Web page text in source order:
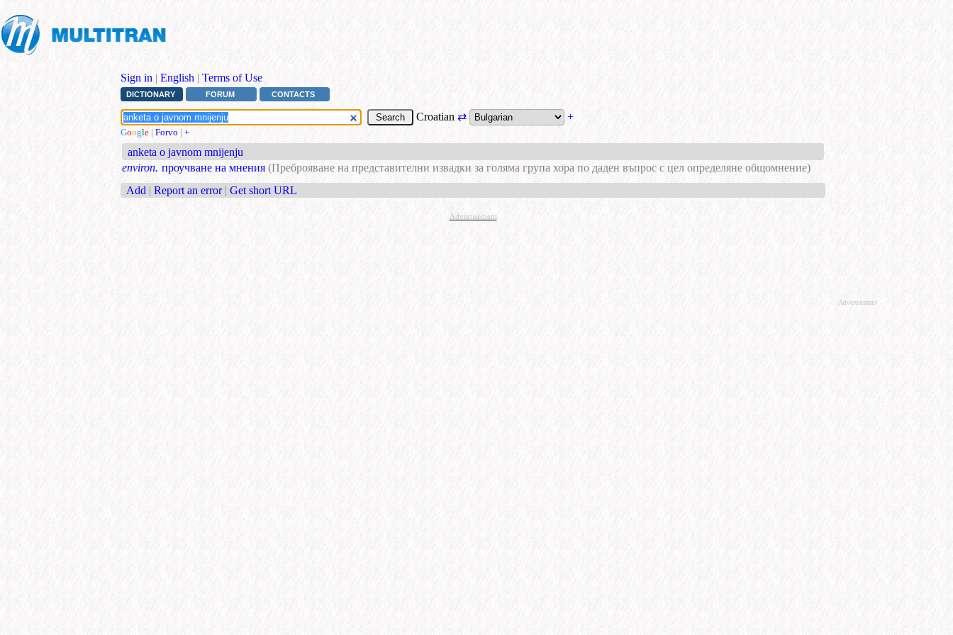
Sign in | English | Terms of Use
DICTIONARY FORUM CONTACTS
Croatian ⇄ +
Google | Forvo | +
anketa o javnom mnijenju
environ. проучване на мнения (Преброяване на представителни извадки за голяма група хора по даден въпрос с цел определяне общомнение)
Add | Report an error | Get short URL
Advertisement
Advertisement